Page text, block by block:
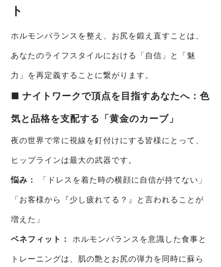
ト
ホルモンバランスを整え、お尻を鍛え直すことは、
あなたのライフスタイルにおける「自信」と「魅
力」を再定義することに繋がります。
■ ナイトワークで頂点を目指すあなたへ：色
気と品格を支配する「黄金のカーブ」
夜の世界で常に視線を釘付けにする皆様にとって、
ヒップラインは最大の武器です。
悩み：
「ドレスを着た時の横顔に自信が持てない」
「お客様から『少し疲れてる？』と言われることが
増えた」
ベネフィット：
ホルモンバランスを意識した食事と
トレーニングは、肌の艶とお尻の弾力を同時に蘇ら